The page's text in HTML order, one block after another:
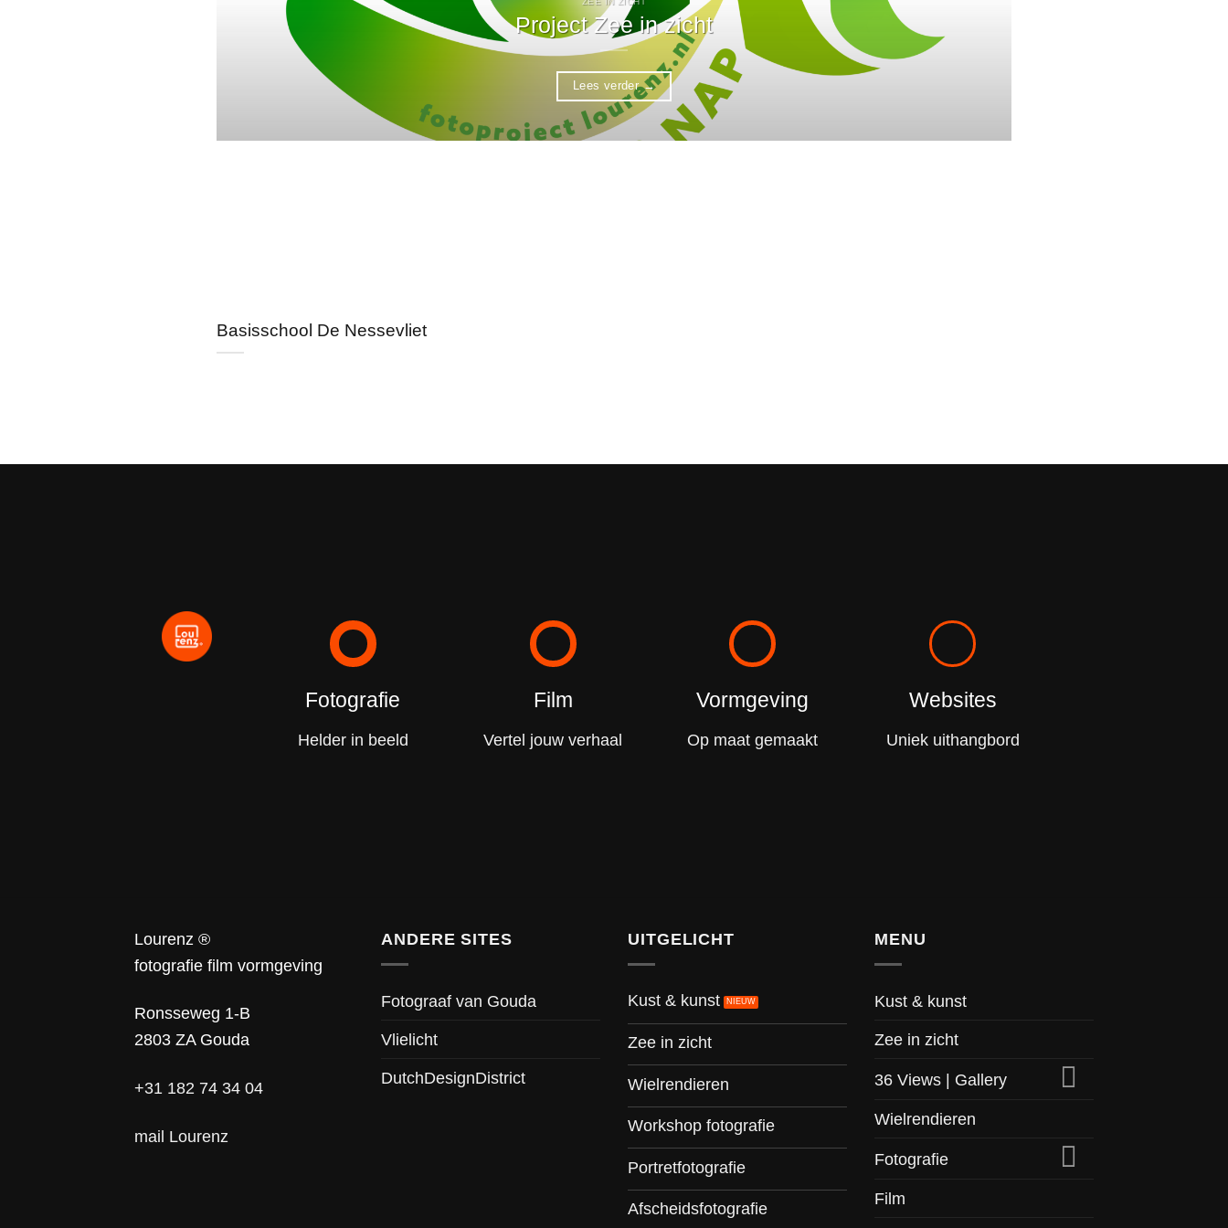
Project Zee in zicht
Lees verder→
Basisschool De Nessevliet
Fotografie
Helder in beeld
Film
Vertel jouw verhaal
Vormgeving
Op maat gemaakt
Websites
Uniek uithangbord
Lourenz ®
fotografie film vormgeving
Ronsseweg 1-B
2803 ZA Gouda
+31 182 74 34 04
mail Lourenz
ANDERE SITES
Fotograaf van Gouda
Vlielicht
DutchDesignDistrict
UITGELICHT
Kust & kunst
Zee in zicht
Wielrendieren
Workshop fotografie
Portretfotografie
Afscheidsfotografie
MENU
Kust & kunst
Zee in zicht
36 Views | Gallery
Wielrendieren
Fotografie
Film